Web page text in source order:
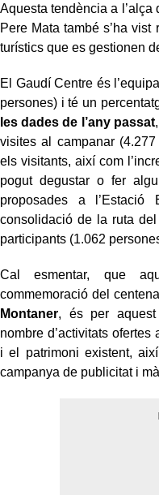
Aquesta tendència a l’alça
Pere Mata també s’ha
turístics que es gestionen
El Gaudí Centre és
persones) i té un
les dades de l’any passat
visites al campanar
els visitants, així com
pogut degustar o fer
proposades a
consolidació de la ruta
participants (1.062
Cal esmentar, que
commemoració del
Montaner, és per
nombre d’activitats
i el patrimoni existent,
campanya de publicitat i